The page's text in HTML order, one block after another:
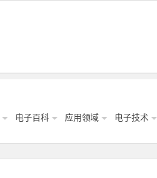
电子百科 应用领域 电子技术